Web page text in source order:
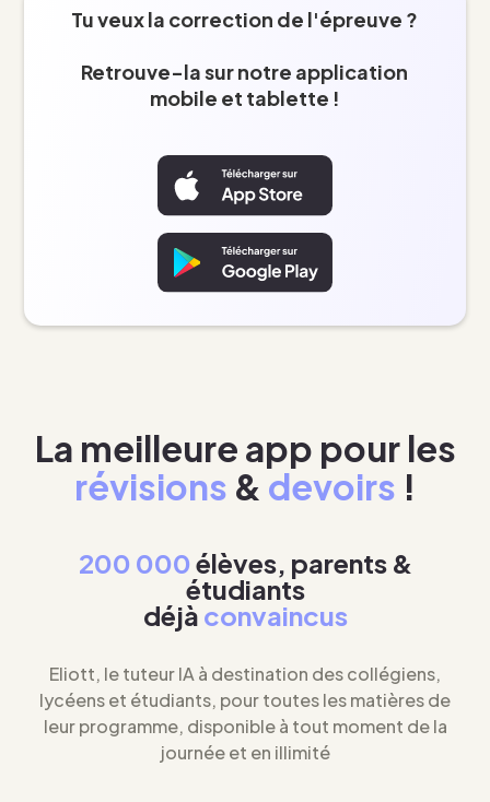
Tu veux la correction de l'épreuve ?
Retrouve-la sur notre application
mobile et tablette !
La meilleure app pour les
révisions & devoirs !
200 000élèves, parents &
étudiants
déjà convaincus
Eliott, le tuteur IA à destination des collégiens,
lycéens et étudiants, pour toutes les matières de
leur programme, disponible à tout moment de la
journée et en illimité